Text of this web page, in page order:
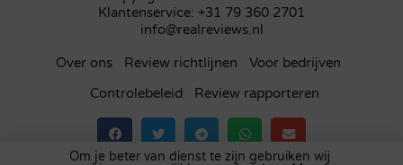
Klantenservice: +31 79 360 2701
info@realreviews.nl
Over ons Review richtlijnen
Voor bedrijven
Controlebeleid
Review rapporteren
Om je beter van dienst te zijn gebruiken wij